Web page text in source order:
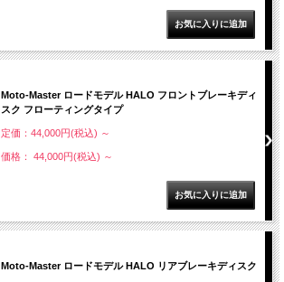
Moto-Master ロードモデル HALO フロントブレーキディ
スク フローティングタイプ
定価：44,000円(税込) ～
価格： 44,000円(税込) ～
Moto-Master ロードモデル HALO リアブレーキディスク